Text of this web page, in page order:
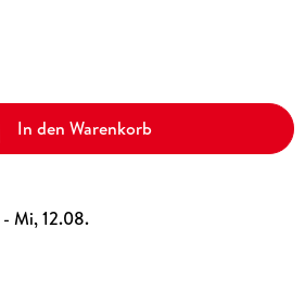
In den Warenkorb
Mi, 12.08.